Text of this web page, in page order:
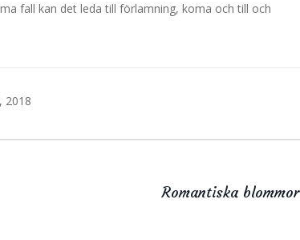
fall kan det leda till förlamning, koma och till och
2018
Romantiska blommor